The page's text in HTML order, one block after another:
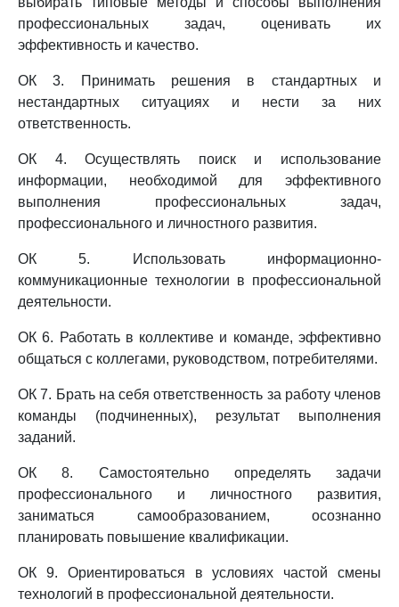
профессиональных задач, оценивать их
эффективность и качество.
ОК 3. Принимать решения в стандартных и
нестандартных ситуациях и нести за них
ответственность.
ОК 4. Осуществлять поиск и использование
информации, необходимой для эффективного
выполнения профессиональных задач,
профессионального и личностного развития.
ОК 5. Использовать информационно-
коммуникационные технологии в профессиональной
деятельности.
ОК 6. Работать в коллективе и команде, эффективно
общаться с коллегами, руководством, потребителями.
ОК 7. Брать на себя ответственность за работу членов
команды (подчиненных), результат выполнения
заданий.
ОК 8. Самостоятельно определять задачи
профессионального и личностного развития,
заниматься самообразованием, осознанно
планировать повышение квалификации.
ОК 9. Ориентироваться в условиях частой смены
технологий в профессиональной деятельности.